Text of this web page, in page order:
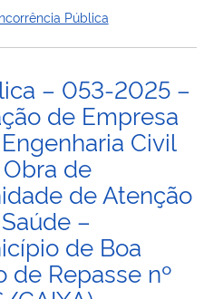
Pública
– 053-2025 –
de Empresa
Civil
de
de Atenção
–
de Boa
de Repasse nº